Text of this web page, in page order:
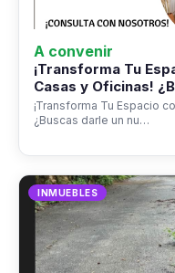
A convenir
¡Transforma Tu
Casas y Oficinas!
¡Transforma Tu Espacio
¿Buscas darle un nu…
INMUEBLES